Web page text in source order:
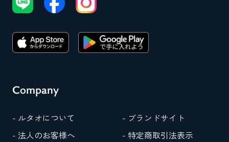
Company
- ルタオについて
- ブランドサイト
- 法人のお客様へ
- 特定商取引法表示